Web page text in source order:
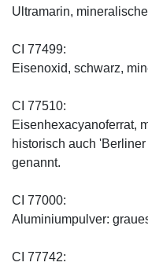
Ultramarin,
CI 77499:
Eisenoxid, schwarz,
CI 77510:
Eisenhexacyanoferrat,
historisch auch
genannt.
CI 77000:
Aluminiumpulver:
CI 77742: